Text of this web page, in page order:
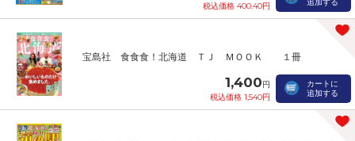
税込価格 400.40円
宝島社 食食食！北海道 ＴＪ ＭＯＯＫ １冊
1,400円
税込価格 1,540円
カートに
追加する